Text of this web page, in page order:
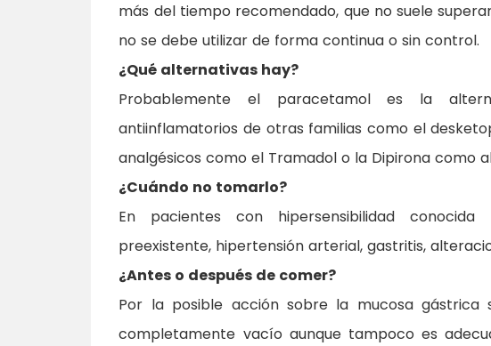
más del tiempo recomendado, que no suele
no se debe utilizar de forma continua o sin control.
¿Qué alternativas hay?
Probablemente el paracetamol es la
antiinflamatorios de otras familias como el
analgésicos como el Tramadol o la Dipirona como
¿Cuándo no tomarlo?
En pacientes con hipersensibilidad
preexistente, hipertensión arterial, gastritis,
¿Antes o después de comer?
Por la posible acción sobre la mucosa
completamente vacío aunque tampoco es